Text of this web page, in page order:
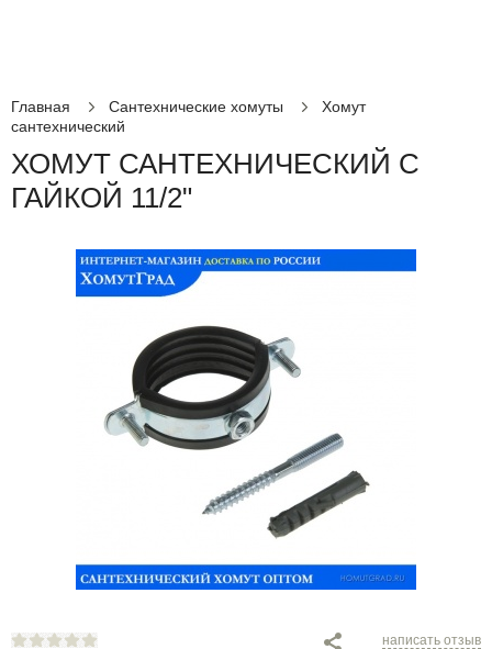
Главная Сантехнические хомуты
Хомут
сантехнический
ХОМУТ САНТЕХНИЧЕСКИЙ С
ГАЙКОЙ 11/2"
написать отзыв